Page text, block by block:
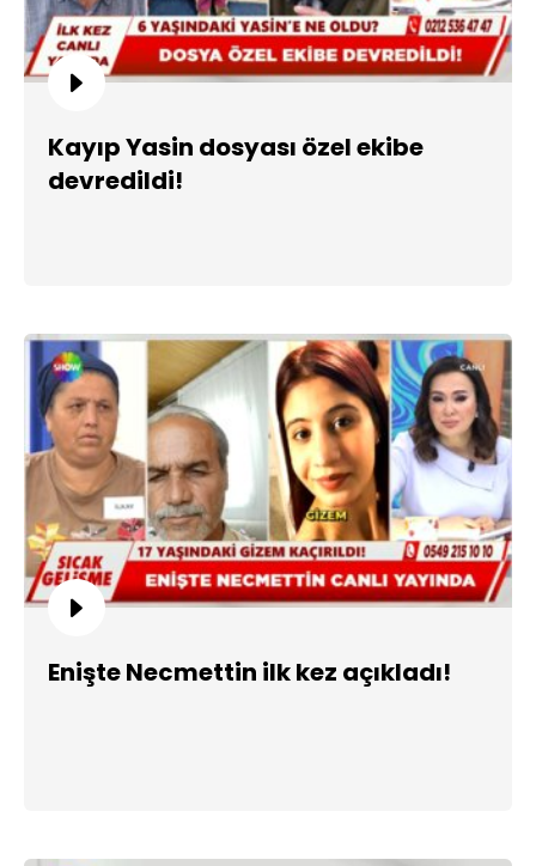
Kayıp Yasin dosyası özel ekibe
devredildi!
Enişte Necmettin ilk kez açıkladı!